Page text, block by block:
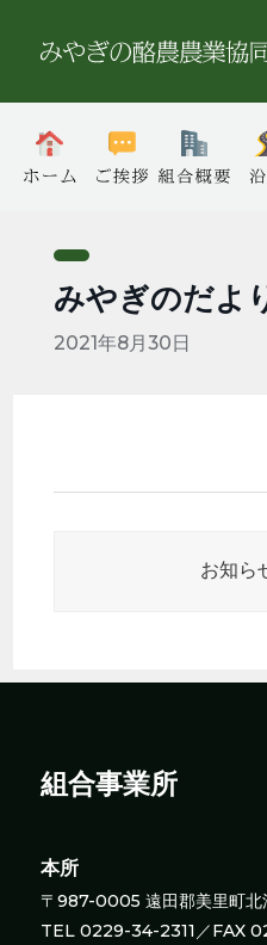
みやぎのだよ
2021年8月30日
お知ら
組合事業所
本所
〒987-0005 遠田郡美里町北
TEL 0229-34-2311／FAX